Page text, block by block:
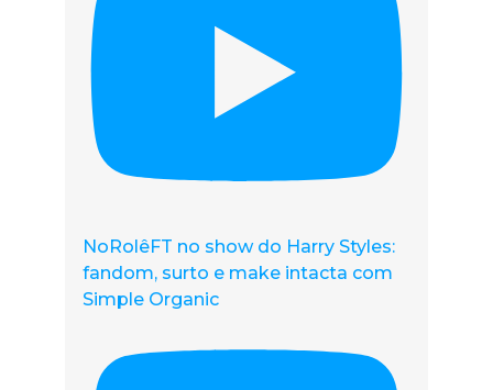
NoRolêFT no show do Harry Styles:
fandom, surto e make intacta com
Simple Organic